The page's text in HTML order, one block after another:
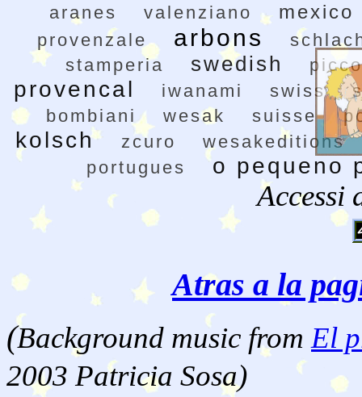
aranes valenziano mexico
provenzale arbons
stamperia
swedish
provencal iwanami swiss
bombiani
wesak suisse
kolsch zcuro
wesakeditions
portugues
o pequeno
Accessi
Atras a la
(Background music from El
2003 Patricia Sosa)